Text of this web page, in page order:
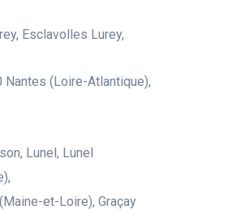
Esclavolles Lurey,
Nantes (Loire-Atlantique),
Lunel, Lunel
et-Loire), Graçay